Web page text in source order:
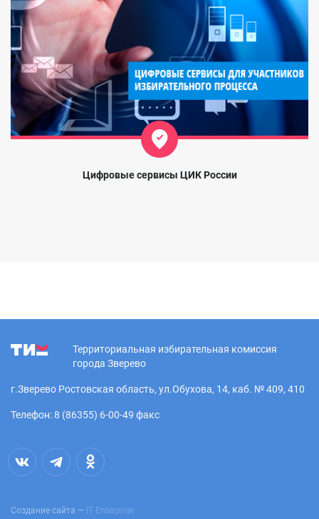
Цифровые сервисы ЦИК России
Территориальная избирательная комиссия
города Зверево
г.Зверево Ростовская область, ул.Обухова, 14, каб. № 409, 410
Телефон: 8 (86355) 6-00-49 факс
Создание сайта — IT Enterprise